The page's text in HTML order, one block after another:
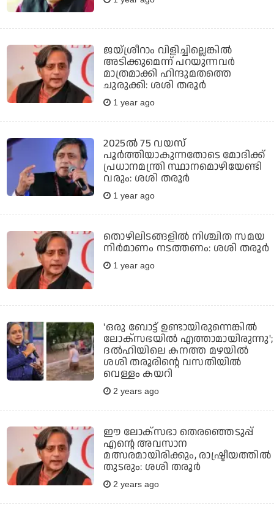
ജയ്ശ്രീറാം വിളിച്ചില്ലെങ്കില്‍
അടിക്കുമെന്ന് പറയുന്നവര്‍
മാത്രമാക്കി ഹിന്ദുമതത്തെ
ചുരുക്കി: ശശി തരൂര്‍
1 year ago
2025ല്‍ 75 വയസ്
പൂര്‍ത്തിയാകുന്നതോടെ മോദിക്ക്
പ്രധാനമന്ത്രി സ്ഥാനമൊഴിയേണ്ടി
വരും: ശശി തരൂര്‍
1 year ago
തൊഴിലിടങ്ങളില്‍ നിശ്ചിത സമയ
നിര്‍മാണം നടത്തണം: ശശി തരൂര്‍
1 year ago
'ഒരു ബോട്ട് ഉണ്ടായിരുന്നെങ്കില്‍
ലോക്‌സഭയില്‍ എത്താമായിരുന്നു';
ദൽഹിയിലെ കനത്ത മഴയിൽ
ശശി തരൂരിന്റെ വസതിയിൽ
വെള്ളം കയറി
2 years ago
ഈ ലോക്‌സഭാ തെരഞ്ഞെടുപ്പ്
എന്റെ അവസാന
മത്സരമായിരിക്കും, രാഷ്ട്രീയത്തില്‍
തുടരും: ശശി തരൂര്‍
2 years ago